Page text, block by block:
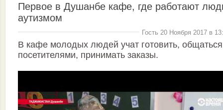
Первое в Душанбе кафе, где работают
аутизмом
Гость 20 Ноября 2017 в
В кафе молодых людей учат готовить,
посетителями, принимать заказы.